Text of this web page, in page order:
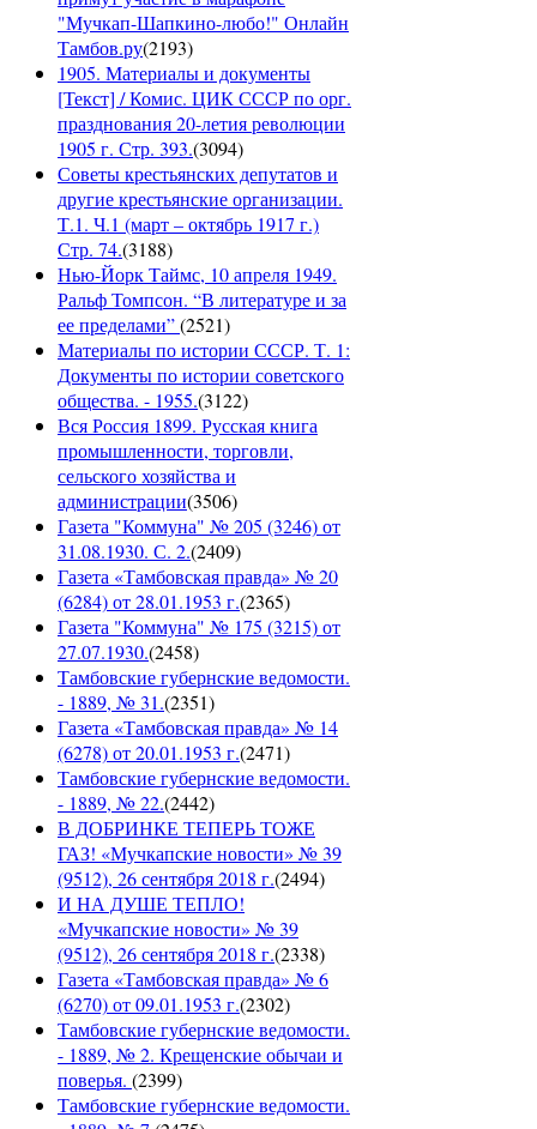
"Мучкап-Шапкино-любо!" Онлайн
Тамбов.ру(2193)
1905. Материалы и документы
[Текст] / Комис. ЦИК СССР по орг.
празднования 20-летия революции
1905 г. Стр. 393.(3094)
Советы крестьянских депутатов и
другие крестьянские организации.
Т.1. Ч.1 (март – октябрь 1917 г.)
Стр. 74.(3188)
Нью-Йорк Таймс, 10 апреля 1949.
Ральф Томпсон. “В литературе и за
ее пределами”(2521)
Материалы по истории СССР. Т. 1:
Документы по истории советского
общества. - 1955.(3122)
Вся Россия 1899. Русская книга
промышленности, торговли,
сельского хозяйства и
администрации(3506)
Газета "Коммуна" № 205 (3246) от
31.08.1930. С. 2.(2409)
Газета «Тамбовская правда» № 20
(6284) от 28.01.1953 г.(2365)
Газета "Коммуна" № 175 (3215) от
27.07.1930.(2458)
Тамбовские губернские ведомости.
- 1889, № 31.(2351)
Газета «Тамбовская правда» № 14
(6278) от 20.01.1953 г.(2471)
Тамбовские губернские ведомости.
- 1889, № 22.(2442)
В ДОБРИНКЕ ТЕПЕРЬ ТОЖЕ
ГАЗ! «Мучкапские новости» № 39
(9512), 26 сентября 2018 г.(2494)
И НА ДУШЕ ТЕПЛО!
«Мучкапские новости» № 39
(9512), 26 сентября 2018 г.(2338)
Газета «Тамбовская правда» № 6
(6270) от 09.01.1953 г.(2302)
Тамбовские губернские ведомости.
- 1889, № 2. Крещенские обычаи и
поверья. (2399)
Тамбовские губернские ведомости.